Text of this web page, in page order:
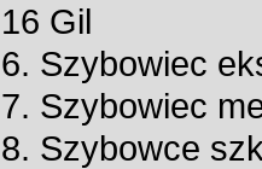
16 Gil
6. Szybowiec
7. Szybowiec
8. Szybowce